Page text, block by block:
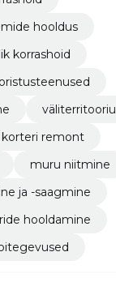
hooldus
korrashoid
korteri remont
muru niitmine
ja -saagmine
hooldamine